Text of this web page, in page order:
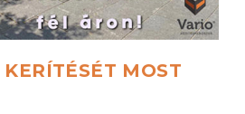
KERÍTÉSÉT MOST